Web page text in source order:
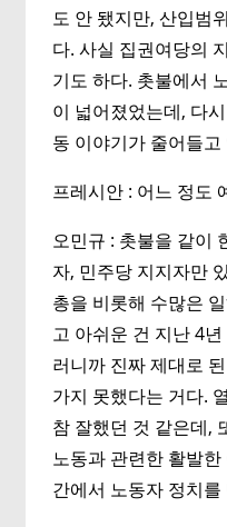
도 안 됐지만, 산입범
다. 사실 집권여당의
기도 하다. 촛불에서
이 넓어졌었는데, 다
동 이야기가 줄어들
프레시안 : 어느 정도
오민규 : 촛불을 같이
자, 민주당 지지자만
총을 비롯해 수많은
고 아쉬운 건 지난 4
러니까 진짜 제대로
가지 못했다는 거다.
참 잘했던 것 같은데,
노동과 관련한 활발
간에서 노동자 정치